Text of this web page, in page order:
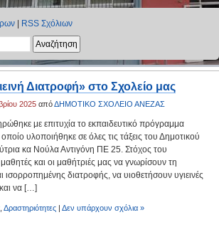
RSS Σχόλιων
Διατροφή» στο Σχολείο μας
2025 απόΔΗΜΟΤΙΚΟ ΣΧΟΛΕΙΟ ΑΝΕΖΑΣ
με επιτυχία το εκπαιδευτικό πρόγραμμα
υλοποιήθηκε σε όλες τις τάξεις του Δημοτικού
κα Νούλα Αντιγόνη ΠΕ 25. Στόχος του
και οι μαθήτριές μας να γνωρίσουν τη
ισορροπημένης διατροφής, να υιοθετήσουν υγιεινές
να […]
Δραστηριότητες | Δεν υπάρχουν σχόλια »